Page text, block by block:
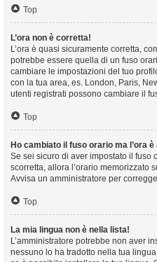
Top
L’ora non è corretta!
L’ora è quasi sicuramente corretta,
potrebbe essere quella di un fuso
cambiare le impostazioni del tuo
con la tua area, es. London, Paris,
utenti registrati possono cambiare il
Top
Ho cambiato il fuso orario ma l’ora
Se sei sicuro di aver impostato il fuso
scorretta, allora l’orario memorizzato
Avvisa un amministratore per
Top
La mia lingua non è nella lista!
L’amministratore potrebbe non aver
nessuno lo ha tradotto nella tua